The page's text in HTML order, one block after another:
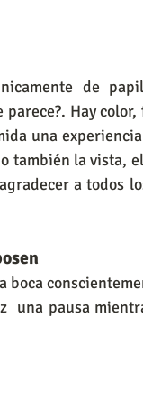
de
Hay
una
también la vista,
a
boca
una pausa